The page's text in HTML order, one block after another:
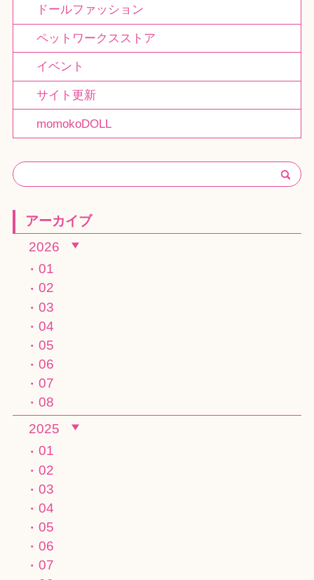
ドールファッション
ペットワークスストア
イベント
サイト更新
momokoDOLL
アーカイブ
2026
01
02
03
04
05
06
07
08
2025
01
02
03
04
05
06
07